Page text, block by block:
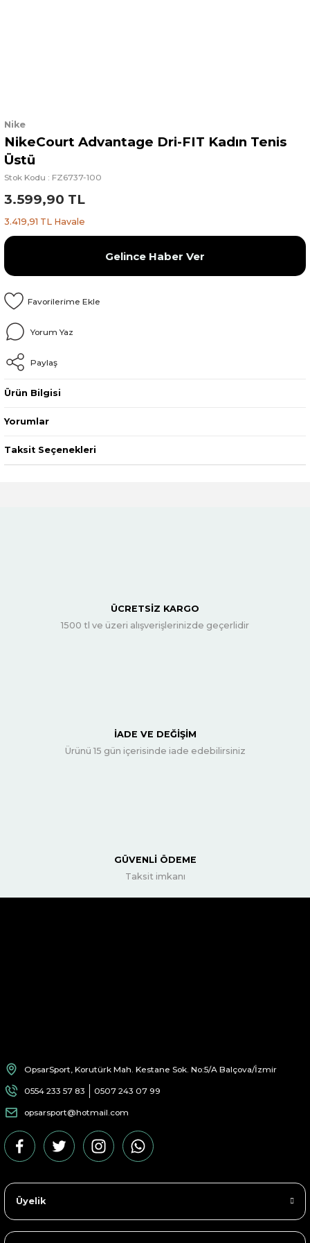
Nike
NikeCourt Advantage Dri-FIT Kadın Tenis
Üstü
Stok Kodu : FZ6737-100
3.599,90 TL
3.419,91 TL Havale
Gelince Haber Ver
Yorum Yaz
Paylaş
Ürün Bilgisi
Yorumlar
Taksit Seçenekleri
ÜCRETSİZ KARGO
1500 tl ve üzeri alışverişlerinizde geçerlidir
İADE VE DEĞİŞİM
Ürünü 15 gün içerisinde iade edebilirsiniz
GÜVENLİ ÖDEME
Taksit imkanı
OpsarSport, Korutürk Mah. Kestane Sok. No:5/A Balçova/İzmir
0554 233 57 83 0507 243 07 99
opsarsport@hotmail.com
Üyelik